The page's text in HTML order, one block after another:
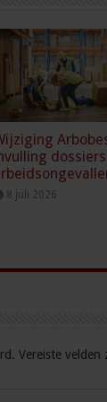
8 juli 2026
Vereiste velden